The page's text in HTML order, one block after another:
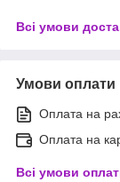
Всі умови
Умови оплати
Оплата на
Оплата на
Всі умови